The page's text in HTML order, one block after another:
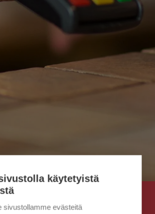
käteisestä maksuvälineenä.
käytetyistä
sivustollamme evästeitä